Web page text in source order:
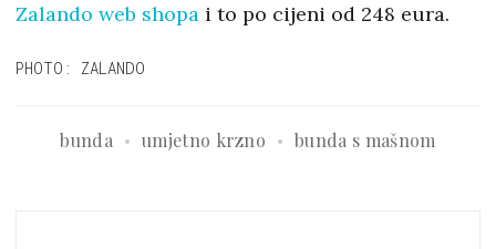
Zalando web shopa i to po cijeni od 248 eura.
PHOTO: ZALANDO
bunda umjetno krzno bunda s mašnom